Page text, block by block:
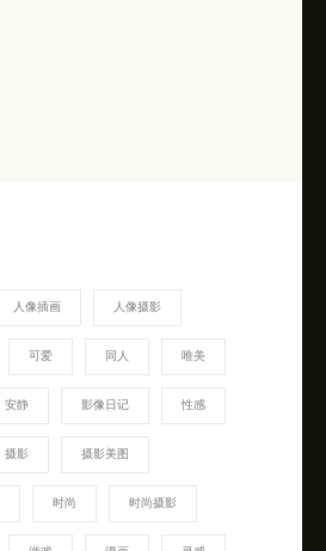
人像插画 人像摄影
可爱 同人 唯美
安静 影像日记 性感
摄影 摄影美图
时尚 时尚摄影